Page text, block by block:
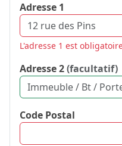
Adresse 1
L'adresse 1 est
Adresse 2(facultatif)
Code Postal